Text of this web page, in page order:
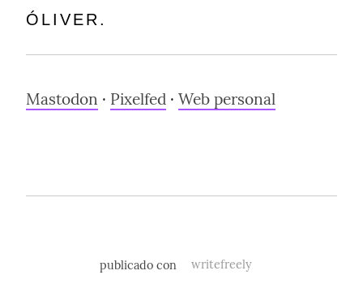
ÓLIVER.
Mastodon · Pixelfed · Web personal
publicado con writefreely